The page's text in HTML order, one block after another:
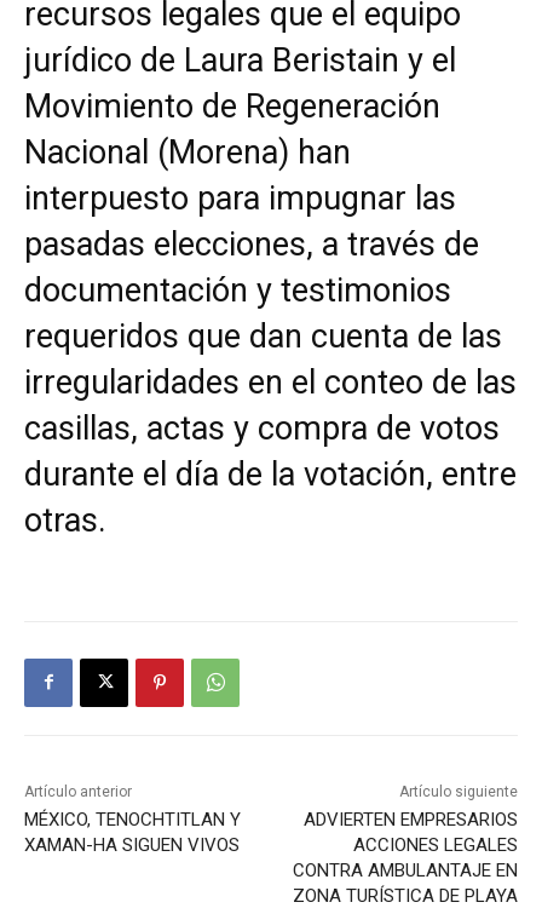
recursos legales que el equipo
jurídico de Laura Beristain y el
Movimiento de Regeneración
Nacional (Morena) han
interpuesto para impugnar las
pasadas elecciones, a través de
documentación y testimonios
requeridos que dan cuenta de las
irregularidades en el conteo de las
casillas, actas y compra de votos
durante el día de la votación, entre
otras.
Artículo anterior
MÉXICO, TENOCHTITLAN Y
XAMAN-HA SIGUEN VIVOS
Artículo siguiente
ADVIERTEN EMPRESARIOS
ACCIONES LEGALES
CONTRA AMBULANTAJE EN
ZONA TURÍSTICA DE PLAYA